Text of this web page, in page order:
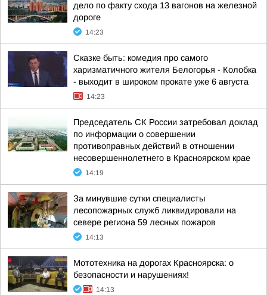
дело по факту схода 13 вагонов на железной
дороге
14:23
Сказке быть: комедия про самого
харизматичного жителя Белогорья - Колобка
- выходит в широком прокате уже 6 августа
14:23
Председатель СК России затребовал доклад
по информации о совершении
противоправных действий в отношении
несовершеннолетнего в Красноярском крае
14:19
За минувшие сутки специалисты
лесопожарных служб ликвидировали на
севере региона 59 лесных пожаров
14:13
Мототехника на дорогах Красноярска: о
безопасности и нарушениях!
14:13